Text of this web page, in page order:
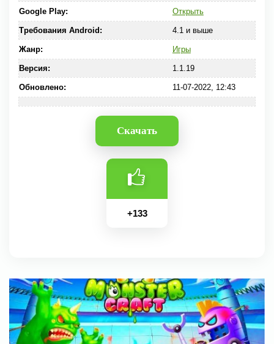
Google Play: Открыть
Требования Android: 4.1 и выше
Жанр: Игры
Версия: 1.1.19
Обновлено: 11-07-2022, 12:43
Скачать
+133